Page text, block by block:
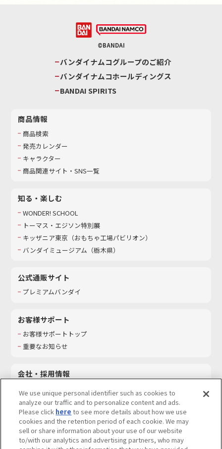
©BANDAI
バンダイナムコグループのご紹介
バンダイナムコホールディングス
BANDAI SPIRITS
商品情報
商品検索
発売カレンダー
キャラクター
商品関連サイト・SNS一覧
知る・楽しむ
WONDER! SCHOOL
トーマス・エジソン特別展
キッザニア東京（おもちゃ工場パビリオン）​
バンダイミュージアム（栃木県）
公式通販サイト
プレミアムバンダイ
お客様サポート
お客様サポートトップ
重要なお知らせ
会社・採用情報
採用情報
サステナビリティ
お問い合わせ
We use unique personal identifier such as cookies to
analyze our traffic and to personalize content and ads.
Please click here to see more details about how we use
cookies and the retention period of each cookie. We may
sell or share information about your use of our website
to/with our analytics and advertising partners, who may